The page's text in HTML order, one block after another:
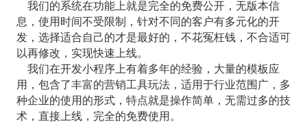
我们的系统在功能上就是完全的免费公开，无版本信
息，使用时间不受限制，针对不同的客户有多元化的开
发，选择适合自己的才是最好的，不花冤枉钱，不合适可
以再修改，实现快速上线。
我们在开发小程序上有着多年的经验，大量的模板应
用，包含了丰富的营销工具玩法，适用于行业范围广，多
种企业的使用的形式，特点就是操作简单，无需过多的技
术，直接上线，完全的免费使用。